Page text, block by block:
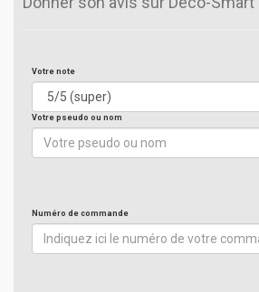
Votre note
Votre pseudo ou nom
Numéro de commande